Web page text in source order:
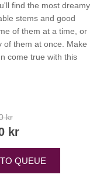
find the most dreamy
stems and good
of them at a time, or
of them at once. Make
come true with this
kr
kr
QUEUE